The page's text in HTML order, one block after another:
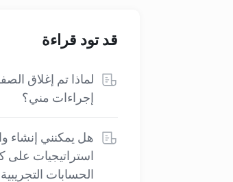
قد تود قراءة
لماذا تم إغلاق
إجراءات مني؟
هل يمكنني إنشاء
استراتيجيات
الحسابات